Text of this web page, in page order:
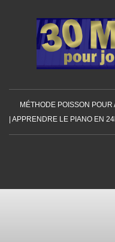
MÉTHODE POISSON POUR
| APPRENDRE LE PIANO EN